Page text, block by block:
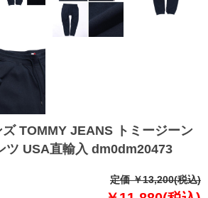
TOMMY JEANS トミージーン
ツ USA直輸入 dm0dm20473
定価 ￥13,200(税込)